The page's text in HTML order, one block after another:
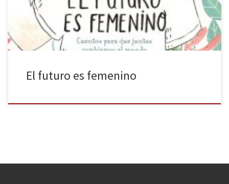
vemos reflejadas en […]
El futuro es femenino